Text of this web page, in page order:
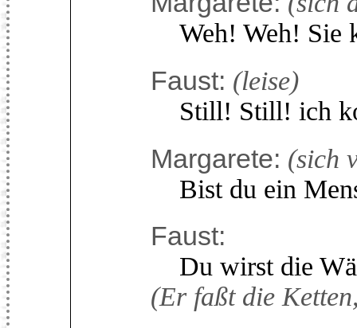
Weh! Weh! Sie
Faust: (leise)
Still! Still! ich
Margarete: (sich
Bist du ein
Faust:
Du wirst die
(Er faßt die